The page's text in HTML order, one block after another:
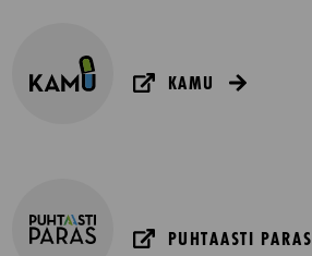
KAMU
PUHTAASTI PARAS